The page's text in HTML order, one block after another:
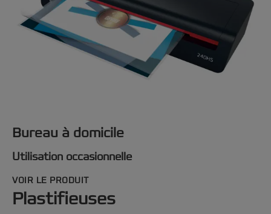
Bureau à domicile
Utilisation occasionnelle
VOIR LE PRODUIT
Plastifieuses